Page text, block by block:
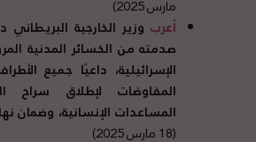
مارس 2025)
أعرب وزير الخارجية
صدمته من الخسائر المدنية
الإسرائيلية، داعيًا جميع
المفاوضات لإطلاق سراح
المساعدات الإنسانية، وضمان
(18 مارس 2025)